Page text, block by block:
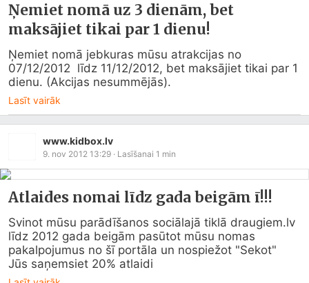
Ņemiet nomā uz 3 dienām, bet
maksājiet tikai par 1 dienu!
Ņemiet nomā jebkuras mūsu atrakcijas no
07/12/2012  līdz 11/12/2012, bet maksājiet tikai par 1
dienu. (Akcijas nesummējās).
Lasīt vairāk
www.kidbox.lv
9. nov 2012 13:29 · Lasīšanai 1 min
Atlaides nomai līdz gada beigām ī!!!
Svinot mūsu parādīšanos sociālajā tiklā draugiem.lv
līdz 2012 gada beigām pasūtot mūsu nomas
pakalpojumus no šī portāla un nospiežot "Sekot"
Jūs saņemsiet 20% atlaidi